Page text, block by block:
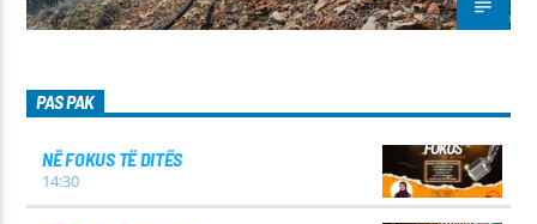
PAS PAK
NË FOKUS TË DITËS
14:30